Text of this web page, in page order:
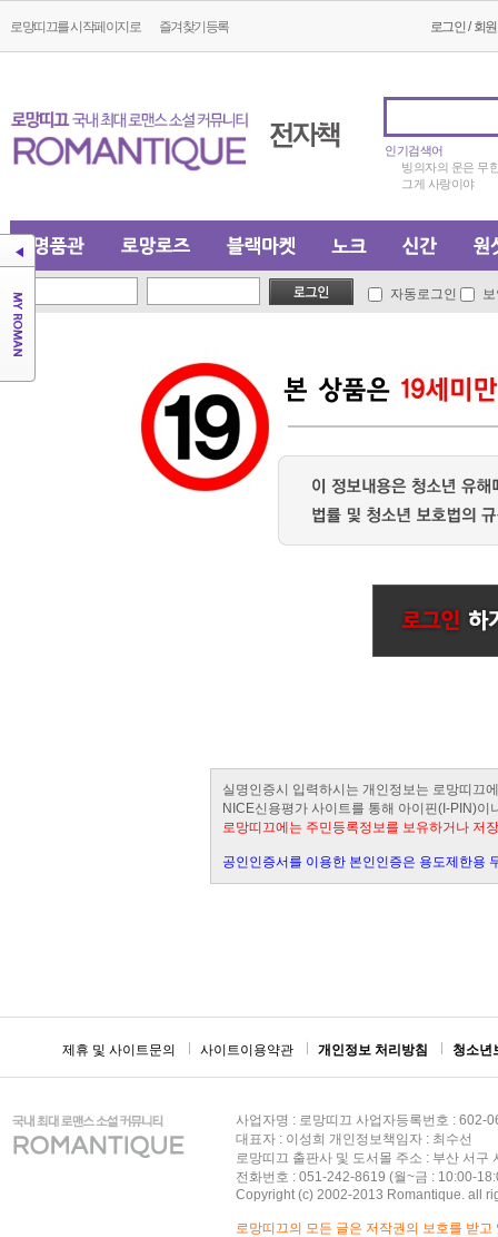
로망띠끄를 시작페이지로 즐겨찾기등록 로그인 /회
인기검색어
빙의자의 운은 무
그게 사랑이야
자동로그인
실명인증시 입력하시는 개인정보는 로망띠끄
NICE신용평가 사이트를 통해 아이핀(I-PIN)
로망띠끄에는 주민등록정보를 보유하거나 저
공인인증서를 이용한 본인인증은 용도제한용
제휴 및 사이트문의 사이트이용약관 개인정보 처리방침 청소년
사업자명 : 로망띠끄 사업자등록번호 : 602-
대표자 : 이성희 개인정보책임자 : 최수선
로망띠끄 출판사 및 도서몰 주소 : 부산 서
전화번호 : 051-242-8619 (월~금 : 10:00-
Copyright (c) 2002-2013 Romantique. all
로망띠끄의 모든 글은 저작권의 보호를 받